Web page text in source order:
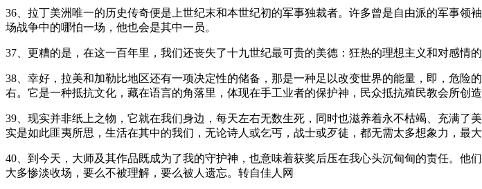
36、拉丁美洲唯一的历史传奇便是上世纪末和本世纪初的军事独裁者。许多曾是自由派的军事
场战争中的哪怕一场，他也会是其中一员。
37、更糟的是，在这一百年里，我们还丧失了十九世纪最可贵的美德：狂热的理想主义和对感情的
38、幸好，拉美和加勒比地区还有一项决定性的储备，那是一种足以改变世界的能量，即，危
右。它是一种抵抗文化，藏在语言的角落里，体现在手工业者的保护神，民众抵抗殖民教会所创
39、现实并非纸上之物，它就在我们身边，每天左右无数生死，同时也滋养着永不枯竭、充满
实是如此匪夷所思，生活在其中的我们，无论诗人或乞丐，战士或歹徒，都无需太多想象力，最
40、到今天，大师及其作品既成为了我的守护神，也意味着获奖后压在我心头沉甸甸的责任。
大多惨淡收场，要么不被理解，要么被人遗忘。转自佳人网